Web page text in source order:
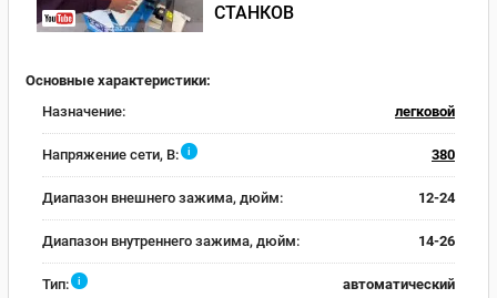
СТАНКОВ
Основные характеристики:
Назначение:
легковой
Напряжение сети, В: i 380
Диапазон внешнего зажима, дюйм: 12-24
Диапазон внутреннего зажима, дюйм: 14-26
Тип: i автоматический